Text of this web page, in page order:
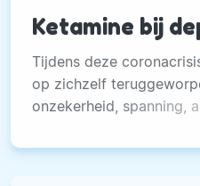
Ketamine bij
Tijdens deze
op zichzelf
onzekerheid, spanning,